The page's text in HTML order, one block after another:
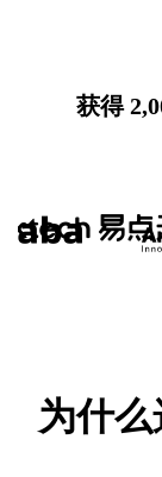
获得
为什